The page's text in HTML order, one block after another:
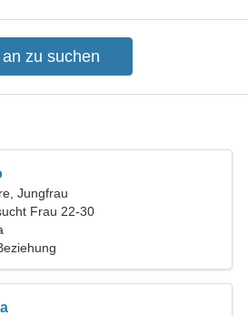
Jungfrau
Frau 22-30